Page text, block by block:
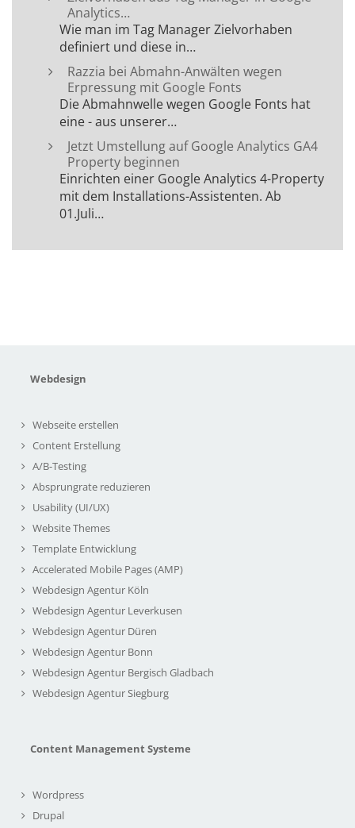
Analytics…
Wie man im Tag Manager Zielvorhaben
definiert und diese in…
Razzia bei Abmahn-Anwälten wegen
Erpressung mit Google Fonts
Die Abmahnwelle wegen Google Fonts hat
eine - aus unserer…
Jetzt Umstellung auf Google Analytics GA4
Property beginnen
Einrichten einer Google Analytics 4-Property
mit dem Installations-Assistenten. Ab
01.Juli…
Webdesign
Webseite erstellen
Content Erstellung
A/B-Testing
Absprungrate reduzieren
Usability (UI/UX)
Website Themes
Template Entwicklung
Accelerated Mobile Pages (AMP)
Webdesign Agentur Köln
Webdesign Agentur Leverkusen
Webdesign Agentur Düren
Webdesign Agentur Bonn
Webdesign Agentur Bergisch Gladbach
Webdesign Agentur Siegburg
Content Management Systeme
Wordpress
Drupal